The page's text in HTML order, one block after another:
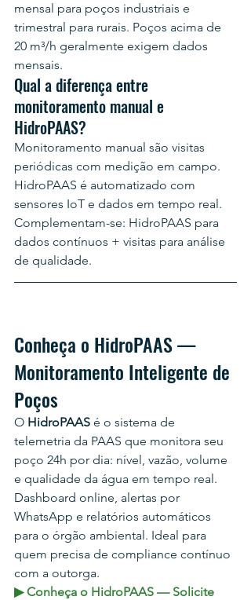
mensal para poços industriais e
trimestral para rurais. Poços acima de
20 m³/h geralmente exigem dados
mensais.
Qual a diferença entre
monitoramento manual e
HidroPAAS?
Monitoramento manual são visitas
periódicas com medição em campo.
HidroPAAS é automatizado com
sensores IoT e dados em tempo real.
Complementam-se: HidroPAAS para
dados contínuos + visitas para análise
de qualidade.
Conheça o HidroPAAS —
Monitoramento Inteligente de
Poços
O HidroPAAS é o sistema de
telemetria da PAAS que monitora seu
poço 24h por dia: nível, vazão, volume
e qualidade da água em tempo real.
Dashboard online, alertas por
WhatsApp e relatórios automáticos
para o órgão ambiental. Ideal para
quem precisa de compliance contínuo
com a outorga.
▶ Conheça o HidroPAAS — Solicite